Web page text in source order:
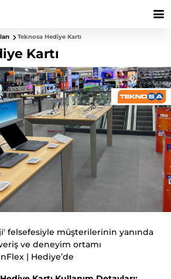
Teknosa Hediye Kartı
Kartı
felsefesiyle müşterilerinin yanında
ve deneyim ortamı
| Hediye’de